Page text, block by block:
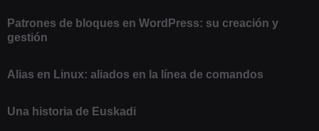
Patrones de bloques en WordPress: su creación y
gestión
Alias en Linux: aliados en la línea de comandos
Una historia de Euskadi